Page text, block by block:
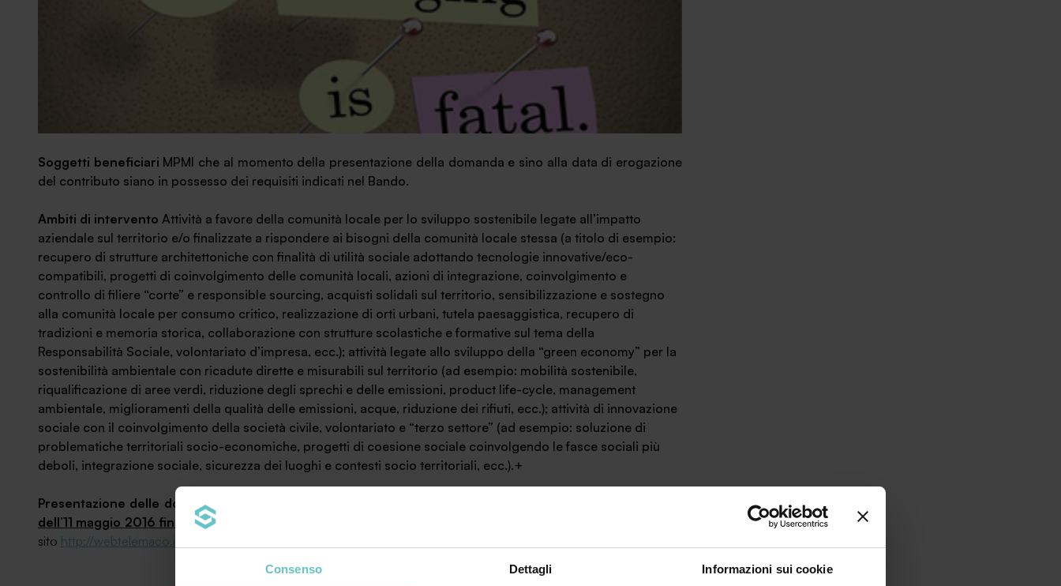
Consenso Dettagli Informazioni sui cookie
Soggetti beneficiari MPMI che al momento della presentazione della domanda e sino alla data di erogazione
del contributo siano in possesso dei requisiti indicati nel Bando.
Ambiti di intervento Attività a favore della comunità locale per lo sviluppo sostenibile legate all’impatto
aziendale sul territorio e/o finalizzate a rispondere ai bisogni della comunità locale stessa (a titolo di esempio:
recupero di strutture architettoniche con finalità di utilità sociale adottando tecnologie innovative/eco-
compatibili, progetti di coinvolgimento delle comunità locali, azioni di integrazione, coinvolgimento e
controllo di filiere “corte” e responsible sourcing, acquisti solidali sul territorio, sensibilizzazione e sostegno
alla comunità locale per consumo critico, realizzazione di orti urbani, tutela paesaggistica, recupero di
tradizioni e memoria storica, collaborazione con strutture scolastiche e formative sul tema della
Responsabilità Sociale, volontariato d’impresa, ecc.); attività legate allo sviluppo della “green economy” per la
sostenibilità ambientale con ricadute dirette e misurabili sul territorio (ad esempio: mobilità sostenibile,
riqualificazione di aree verdi, riduzione degli sprechi e delle emissioni, product life-cycle, management
ambientale, miglioramenti della qualità delle emissioni, acque, riduzione dei rifiuti, ecc.); attività di innovazione
sociale con il coinvolgimento della società civile, volontariato e “terzo settore” (ad esempio: soluzione di
problematiche territoriali socio-economiche, progetti di coesione sociale coinvolgendo le fasce sociali più
deboli, integrazione sociale, sicurezza dei luoghi e contesti socio territoriali, ecc.).+
Presentazione delle domande
dell’11 maggio 2016 fino alle ore 10:00 del 30 giugno 2016
sito http://webtelemaco.infocamere.it